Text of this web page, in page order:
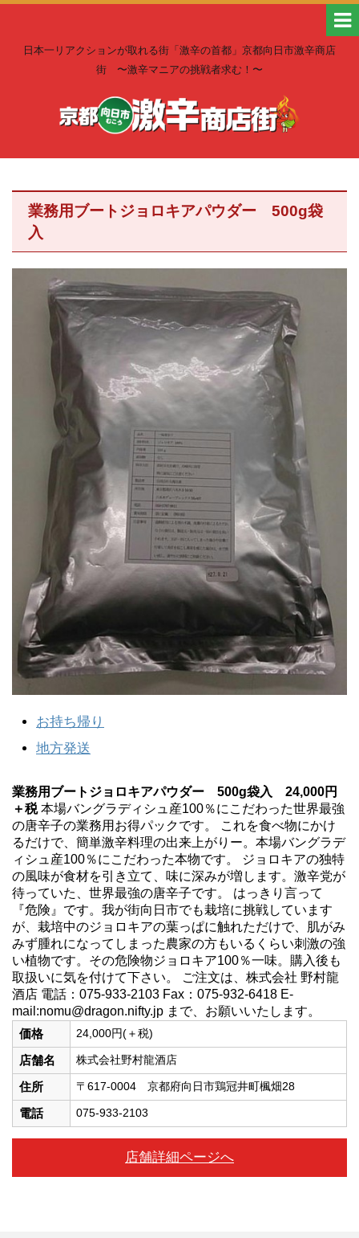
日本一リアクションが取れる街「激辛の首都」京都向日市激辛商店
街 〜激辛マニアの挑戦者求む！〜
業務用ブートジョロキアパウダー 500g袋
入
お持ち帰り
地方発送
業務用ブートジョロキアパウダー 500g袋入 24,000円
＋税本場バングラディシュ産100％にこだわった世界最強
の唐辛子の業務用お得パックです。 これを食べ物にかけ
るだけで、簡単激辛料理の出来上がりー。本場バングラデ
ィシュ産100％にこだわった本物です。 ジョロキアの独特
の風味が食材を引き立て、味に深みが増します。激辛党が
待っていた、世界最強の唐辛子です。 はっきり言って
『危険』です。我が街向日市でも栽培に挑戦しています
が、栽培中のジョロキアの葉っぱに触れただけで、肌がみ
みず腫れになってしまった農家の方もいるくらい刺激の強
い植物です。その危険物ジョロキア100％一味。購入後も
取扱いに気を付けて下さい。 ご注文は、株式会社 野村龍
酒店 電話：075-933-2103 Fax：075-932-6418 E-
mail:nomu@dragon.nifty.jp まで、お願いいたします。
価格
24,000円(＋税)
店舗名 株式会社野村龍酒店
住所 〒617-0004 京都府向日市鶏冠井町楓畑28
電話 075-933-2103
店舗詳細ページへ